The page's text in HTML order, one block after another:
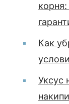
Как
Уксус